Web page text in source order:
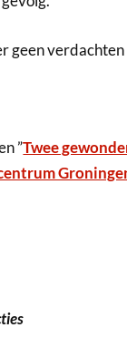
geen
”Twee